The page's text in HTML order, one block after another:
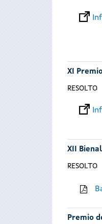
XI
RESOLTO
XII
RESOLTO
Premio